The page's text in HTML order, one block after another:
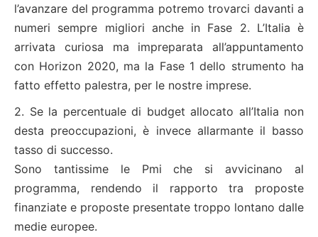
l’avanzare del programma potremo trovarci davanti a
numeri sempre migliori anche in Fase 2. L’Italia è
arrivata curiosa ma impreparata all’appuntamento
con Horizon 2020, ma la Fase 1 dello strumento ha
fatto effetto palestra, per le nostre imprese.
2. Se la percentuale di budget allocato all’Italia non
desta preoccupazioni, è invece allarmante il basso
tasso di successo.
Sono tantissime le Pmi che si avvicinano al
programma, rendendo il rapporto tra proposte
finanziate e proposte presentate troppo lontano dalle
medie europee.